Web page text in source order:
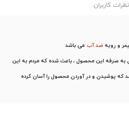
نظرات کاربران
و رویهضد آب می باشد
صرفه این محصول ، باعث شده که مردم به این
که پوشیدن و در آوردن محصول را آسان کرده